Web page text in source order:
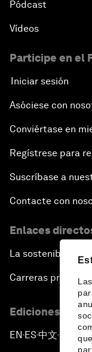
Pódcast
Vídeos
Participe en el
Iniciar sesión
Asóciese con
Conviértase en
Regístrese para
Suscríbase a
Contacte con
Enlaces
La sostenibilidad
Carreras
Ediciones en
EN ▪ES▪中文▪ 日本語